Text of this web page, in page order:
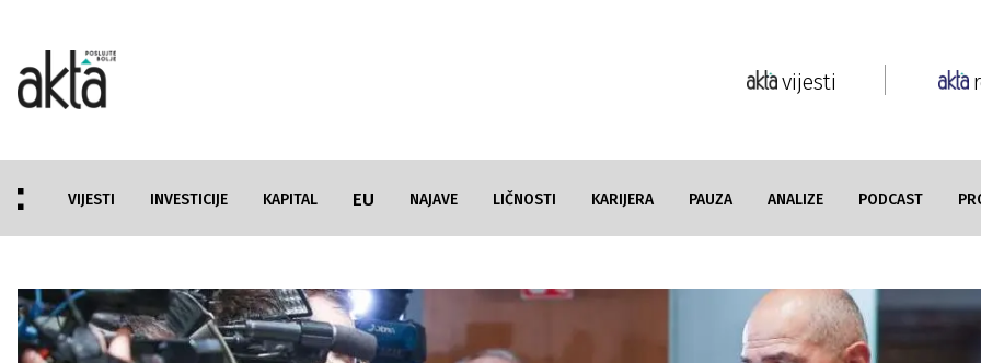
vijesti
VIJESTI INVESTICIJE KAPITAL EU NAJAVE LIČNOSTI KARIJERA PAUZA ANALIZE PODCAST